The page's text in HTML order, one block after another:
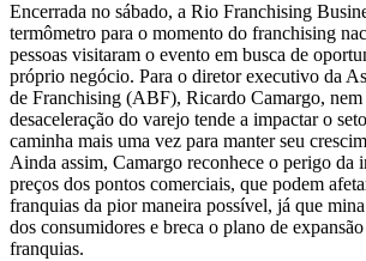
Encerrada no sábado, a Rio Franchising
termômetro para o momento do franchising
pessoas visitaram o evento em busca de
próprio negócio. Para o diretor executivo da
de Franchising (ABF), Ricardo Camargo, nem
desaceleração do varejo tende a impactar o
caminha mais uma vez para manter seu
Ainda assim, Camargo reconhece o perigo da
preços dos pontos comerciais, que podem
franquias da pior maneira possível, já que
dos consumidores e breca o plano de
franquias.